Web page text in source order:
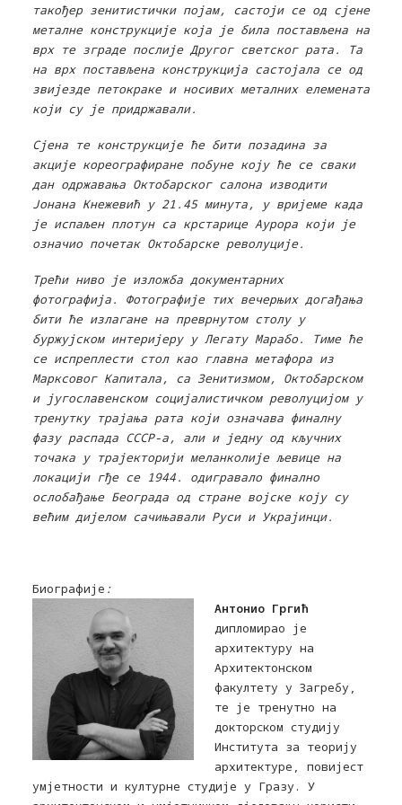
такођер зенитистички појам, састоји се од сјене
металне конструкције која је била постављена на
врх те зграде послије Другог светског рата. Та
на врх постављена конструкција састојала се од
звијезде петокраке и носивих металних елемената
који су је придржавали.
Сјена те конструкције ће бити позадина за
акције кореографиране побуне коју ће се сваки
дан одржавања Октобарског салона изводити
Јонана Кнежевић у 21.45 минута, у вријеме када
је испаљен плотун са крстарице Аурора који је
означио почетак Октобарске револуције.
Трећи ниво је изложба документарних
фотографија. Фотографије тих вечерњих догађања
бити ће излагане на преврнутом столу у
буржујском интеријеру у Легату Марабо. Тиме ће
се испреплести стол као главна метафора из
Марксовог Капитала, са Зенитизмом, Октобарском
и југославенском социјалистичком револуцијом у
тренутку трајања рата који означава финалну
фазу распада СССР-а, али и једну од кључних
точака у трајекторији меланколије љевице на
локацији гђе се 1944. одигравало финално
ослобађање Београда од стране војске коју су
већим дијелом сачињавали Руси и Украјинци.
Биографије :
Aнтонио Гргић
дипломирао је
архитектуру на
Архитектонском
факултету у Загребу,
те је тренутно на
докторском студију
Института за теорију
архитектуре, повијест
умјетности и културне студије у Гразу. У